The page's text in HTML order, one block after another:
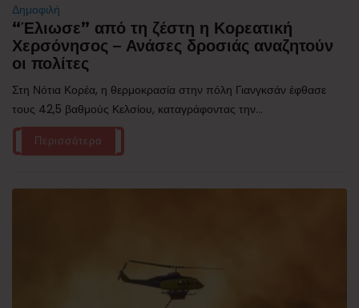
Δημοφιλή
“Έλιωσε” από τη ζέστη η Κορεατική
Χερσόνησος – Ανάσες δροσιάς αναζητούν
οι πολίτες
Στη Νότια Κορέα, η θερμοκρασία στην πόλη Γιανγκσάν έφθασε
τους 42,5 βαθμούς Κελσίου, καταγράφοντας την...
Περισσότερα